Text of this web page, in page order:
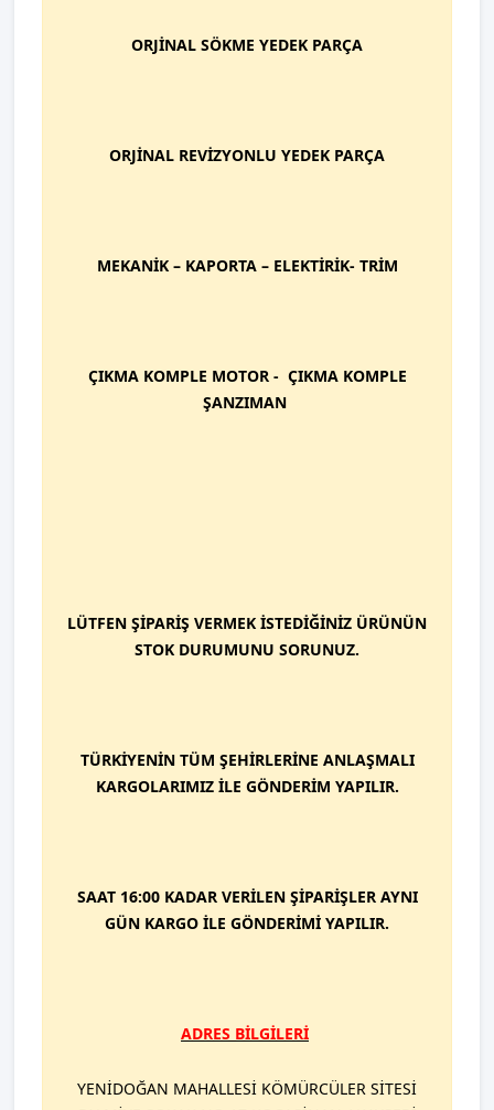
ORJİNAL SÖKME YEDEK PARÇA
ORJİNAL REVİZYONLU YEDEK PARÇA
MEKANİK – KAPORTA – ELEKTİRİK- TRİM
ÇIKMA KOMPLE MOTOR - ÇIKMA KOMPLE
ŞANZIMAN
LÜTFEN ŞİPARİŞ VERMEK İSTEDİĞİNİZ ÜRÜNÜN
STOK DURUMUNU SORUNUZ.
TÜRKİYENİN TÜM ŞEHİRLERİNE ANLAŞMALI
KARGOLARIMIZ İLE GÖNDERİM YAPILIR.
SAAT 16:00 KADAR VERİLEN ŞİPARİŞLER AYNI
GÜN KARGO İLE GÖNDERİMİ YAPILIR.
ADRES BİLGİLERİ
YENİDOĞAN MAHALLESİ KÖMÜRCÜLER SİTESİ